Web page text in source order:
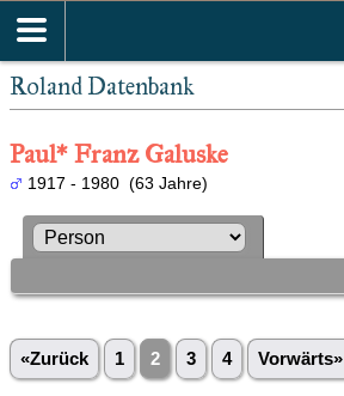
Roland Datenbank
Paul* Franz Galuske
1917 - 1980 (63 Jahre)
«Zurück 1 2 3 4 Vorwärts»